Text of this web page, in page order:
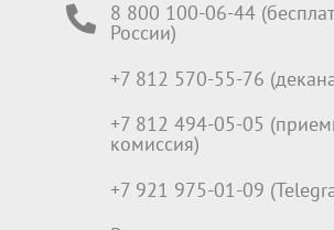
8 800 100-06-44
России)
+7 812 570-55-76
+7 812 494-05-05
комиссия)
+7 921 975-01-09